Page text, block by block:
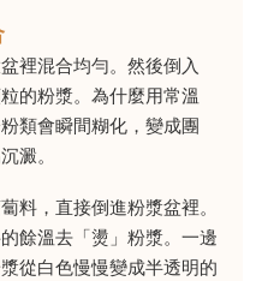
裡混合均勻。然後倒入
的粉漿。為什麼用常溫
類會瞬間糊化，變成團
澱。
料，直接倒進粉漿盆裡。
餘溫去「燙」粉漿。一邊
從白色慢慢變成半透明的